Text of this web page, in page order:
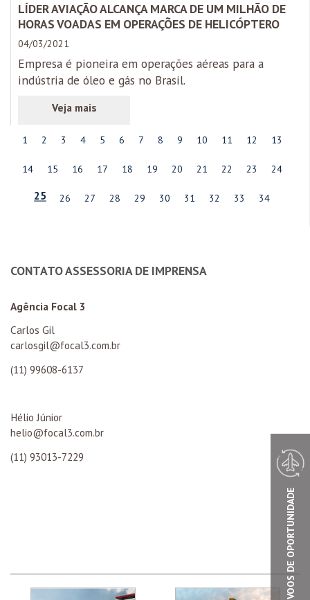
LÍDER AVIAÇÃO ALCANÇA MARCA DE UM MILHÃO DE
HORAS VOADAS EM OPERAÇÕES DE HELICÓPTERO
04/03/2021
Empresa é pioneira em operações aéreas para a
indústria de óleo e gás no Brasil.
1 2 3 4 5 6 7 8 9 10 11 12 13
14 15 16 17 18 19 20 21 22 23 24
25 26 27 28 29 30 31 32 33 34
CONTATO ASSESSORIA DE IMPRENSA
Agência Focal 3
Carlos Gil
carlosgil@focal3.com.br
(11) 99608-6137
Hélio Júnior
helio@focal3.com.br
(11) 93013-7229
VOOS DE OPORTUNIDADE